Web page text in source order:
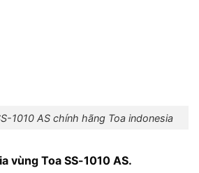
1010 AS chính hãng Toa indonesia
vùng Toa SS-1010 AS.